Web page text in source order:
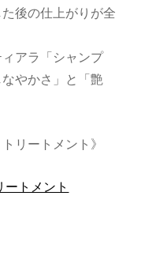
後の仕上がりが全
アラ「シャンプ
やかさ」と「艶
リートメント》
トメント